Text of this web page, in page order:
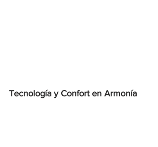
Tecnología y Confort en Armonía